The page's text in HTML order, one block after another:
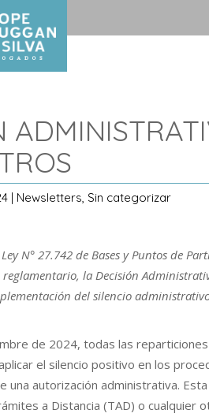
| Newsletters, Sin categorizar
N° 27.742 de Bases y Puntos de
la Decisión
del silencio
de 2024, todas las
el silencio positivo en los
una autorización administrativa.
a Distancia (TAD) o cualquier